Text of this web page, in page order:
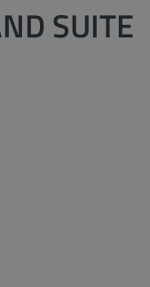
SUITE